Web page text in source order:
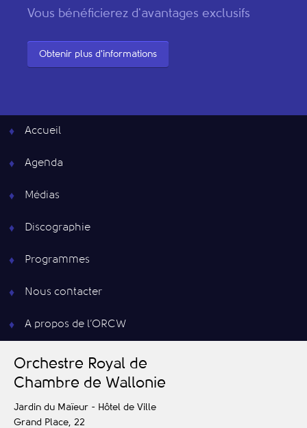
Vous bénéficierez d'avantages exclusifs
Obtenir plus d'informations
Accueil
Agenda
Médias
Discographie
Programmes
Nous contacter
A propos de l’ORCW
Orchestre Royal de
Chambre de Wallonie
Jardin du Maïeur - Hôtel de Ville
Grand Place, 22